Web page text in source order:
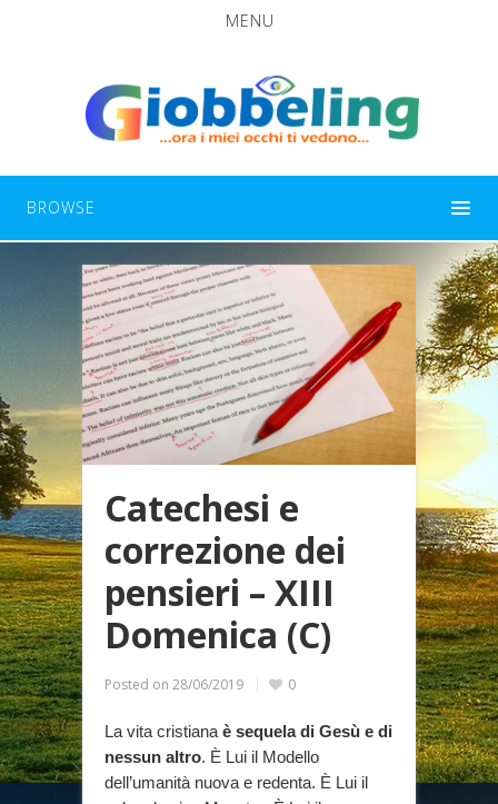
MENU
BROWSE
Catechesi e
correzione dei
pensieri – XIII
Domenica (C)
Posted on 28/06/2019 0
La vita cristiana è sequela di Gesù e di
nessun altro. È Lui il Modello
dell’umanità nuova e redenta. È Lui il